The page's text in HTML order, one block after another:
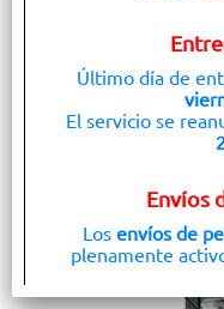
Último día de
El servicio se
Envíos
Los envíos de
plenamente